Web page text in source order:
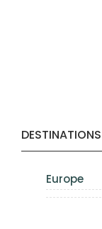
DESTINATIONS
Europe